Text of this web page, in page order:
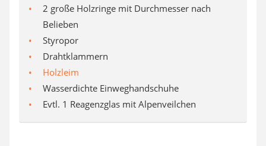
2 große Holzringe mit Durchmesser nach
Belieben
Styropor
Drahtklammern
Holzleim
Wasserdichte Einweghandschuhe
Evtl. 1 Reagenzglas mit Alpenveilchen